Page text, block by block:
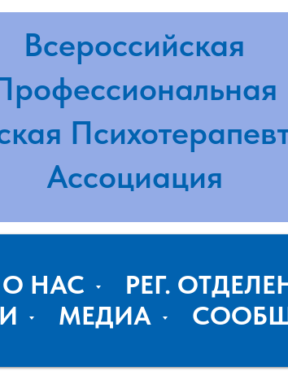
Всероссийская
Ассоциация
О НАС РЕГ.
МЕДИА